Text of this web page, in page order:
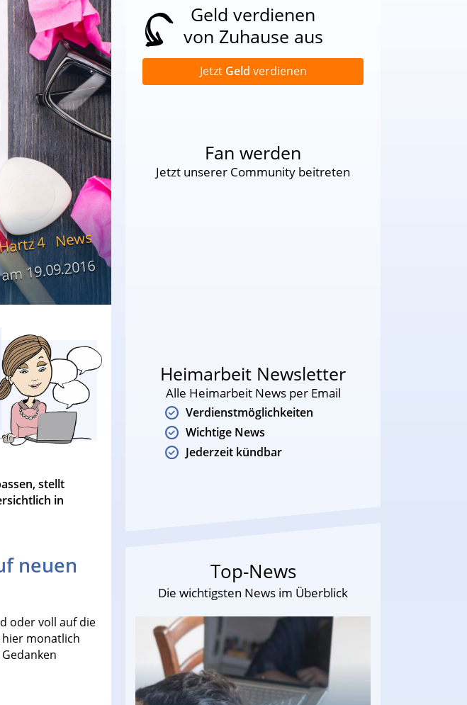
4 News
am19.09.2016
stellt
in
neuen
oder voll auf die
hier monatlich
Geld verdienen
von Zuhause aus
Jetzt Geld verdienen
Fan werden
Jetzt unserer Community beitreten
Heimarbeit Newsletter
Alle Heimarbeit News per Email
Verdienstmöglichkeiten
Wichtige News
Jederzeit kündbar
Top-News
Die wichtigsten News im Überblick